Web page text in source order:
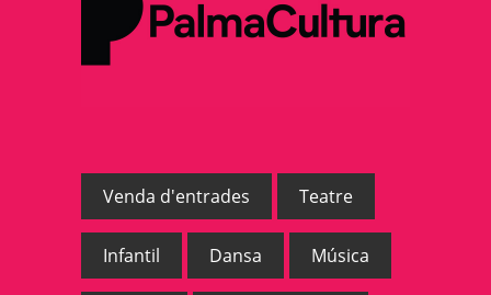
Venda d'entrades Teatre
Infantil Dansa Música